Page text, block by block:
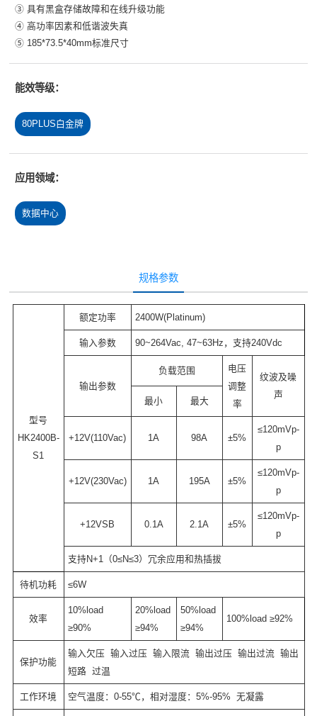
③ 具有黑盒存储故障和在线升级功能
④ 高功率因素和低谐波失真
⑤ 185*73.5*40mm标准尺寸
能效等级：
80PLUS白金牌
应用领域：
数据中心
规格参数
型号
HK2400B-
S1
额定功率 2400W(Platinum)
输入参数 90~264Vac, 47~63Hz，支持240Vdc
输出参数
负载范围
电压
调整
率
纹波及噪
声
最小 最大
+12V(110Vac) 1A 98A ±5%
≤120mVp-
p
+12V(230Vac) 1A 195A ±5%
≤120mVp-
p
+12VSB 0.1A 2.1A ±5%
≤120mVp-
p
支持N+1（0≤N≤3）冗余应用和热插拔
待机功耗 ≤6W
效率
10%load
≥90%
20%load
≥94%
50%load
≥94%
100%load ≥92%
保护功能
输入欠压 输入过压 输入限流 输出过压 输出过流 输出
短路 过温
工作环境 空气温度：0-55℃，相对湿度：5%-95% 无凝露